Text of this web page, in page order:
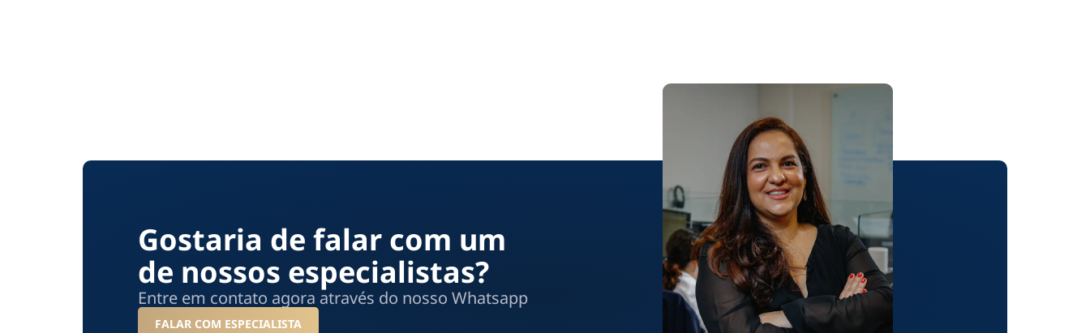
Gostaria de falar com um
de nossos especialistas?
Entre em contato agora através do nosso Whatsapp
FALAR COM ESPECIALISTA